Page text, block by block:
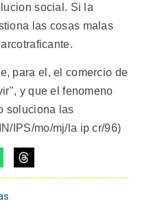
social. Si la
las cosas malas
para el, el comercio de
y que el fenomeno
soluciona las
IPS/mo/mj/la ip cr/96)